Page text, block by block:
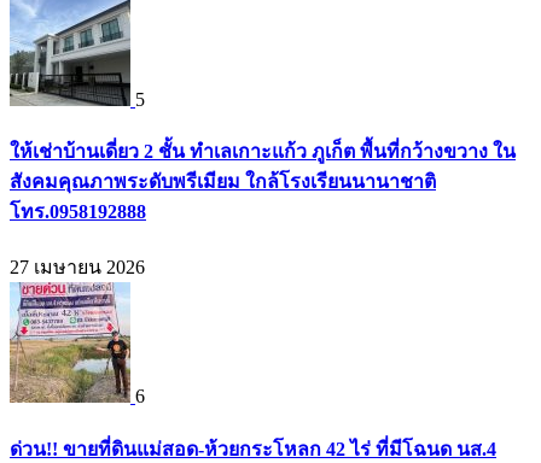
5
ให้เช่าบ้านเดี่ยว 2 ชั้น ทำเลเกาะแก้ว ภูเก็ต พื้นที่กว้างขวาง ใน
สังคมคุณภาพระดับพรีเมียม ใกล้โรงเรียนนานาชาติ
โทร.0958192888
27 เมษายน 2026
6
ด่วน!! ขายที่ดินแม่สอด-ห้วยกระโหลก 42 ไร่ ที่มีโฉนด นส.4